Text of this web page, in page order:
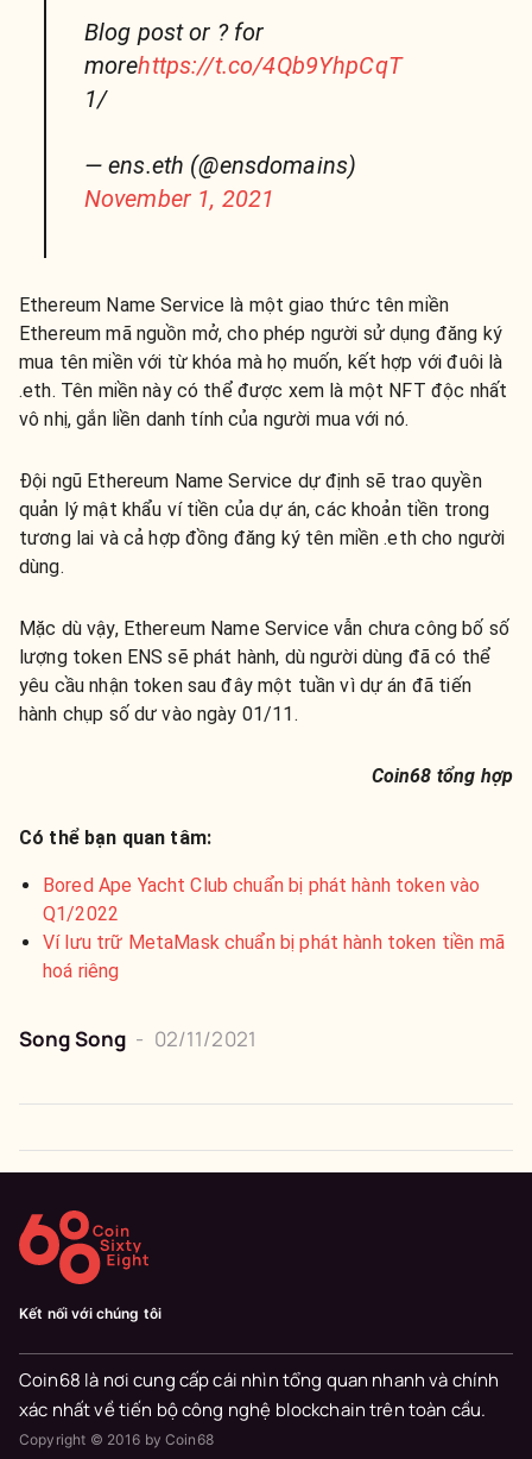
Blog post or ? for
morehttps://t.co/4Qb9YhpCqT
1/
— ens.eth (@ensdomains)
November 1, 2021
Ethereum Name Service là một giao thức tên miền
Ethereum mã nguồn mở, cho phép người sử dụng đăng ký
mua tên miền với từ khóa mà họ muốn, kết hợp với đuôi là
.eth. Tên miền này có thể được xem là một NFT độc nhất
vô nhị, gắn liền danh tính của người mua với nó.
Đội ngũ Ethereum Name Service dự định sẽ trao quyền
quản lý mật khẩu ví tiền của dự án, các khoản tiền trong
tương lai và cả hợp đồng đăng ký tên miền .eth cho người
dùng.
Mặc dù vậy, Ethereum Name Service vẫn chưa công bố số
lượng token ENS sẽ phát hành, dù người dùng đã có thể
yêu cầu nhận token sau đây một tuần vì dự án đã tiến
hành chụp số dư vào ngày 01/11.
Coin68 tổng hợp
Có thể bạn quan tâm:
Bored Ape Yacht Club chuẩn bị phát hành token vào
Q1/2022
Ví lưu trữ MetaMask chuẩn bị phát hành token tiền mã
hoá riêng
Song Song - 02/11/2021
Kết nối với chúng tôi
Coin68 là nơi cung cấp cái nhìn tổng quan nhanh và chính
xác nhất về tiến bộ công nghệ blockchain trên toàn cầu.
Copyright © 2016 by Coin68